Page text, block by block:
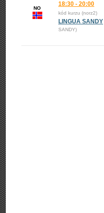
NO
18:30 - 20:00
kód kurzu (norz2)
LINGUA SANDY
SANDY)